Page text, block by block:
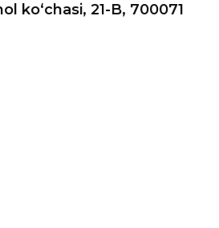
ko‘chasi, 21-B, 700071